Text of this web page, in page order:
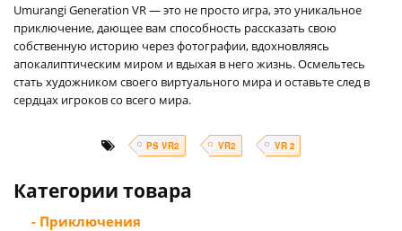
Umurangi Generation VR — это не просто игра, это уникальное
приключение, дающее вам способность рассказать свою
собственную историю через фотографии, вдохновляясь
апокалиптическим миром и вдыхая в него жизнь. Осмельтесь
стать художником своего виртуального мира и оставьте след в
сердцах игроков со всего мира.
PS VR2 VR2 VR 2
Категории товара
- Приключения